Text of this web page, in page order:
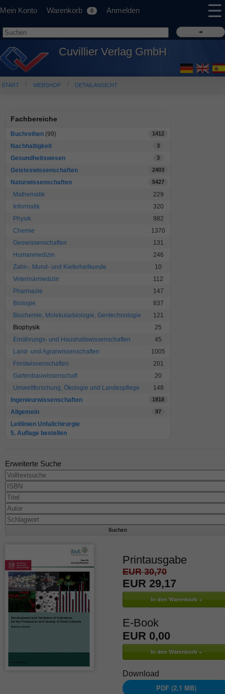
Mein Konto Warenkorb 0 Anmelden ☰
Cuvillier Verlag GmbH
START WEBSHOP DETAILANSICHT
Fachbereiche
Buchreihen (99) 1412
Nachhaltigkeit 3
Gesundheitswesen 3
Geisteswissenschaften 2403
Naturwissenschaften 5427
Mathematik
229
Informatik
320
Physik
982
Chemie
1370
Geowissenschaften
131
Humanmedizin
246
Zahn-, Mund- und Kieferheilkunde
10
Veterinärmedizin
112
Pharmazie
147
Biologie
837
Biochemie, Molekularbiologie, Gentechnologie
121
Biophysik
25
Ernährungs- und Haushaltswissenschaften
45
Land- und Agrarwissenschaften
1005
Forstwissenschaften
201
Gartenbauwissenschaft
20
Umweltforschung, Ökologie und Landespflege
148
Ingenieurwissenschaften
1818
Allgemein 97
Leitlinien Unfallchirurgie
5. Auflage bestellen
Erweiterte Suche
Printausgabe
EUR 30,70
EUR 29,17
E-Book
EUR 0,00
Download
PDF (2,1 MB)